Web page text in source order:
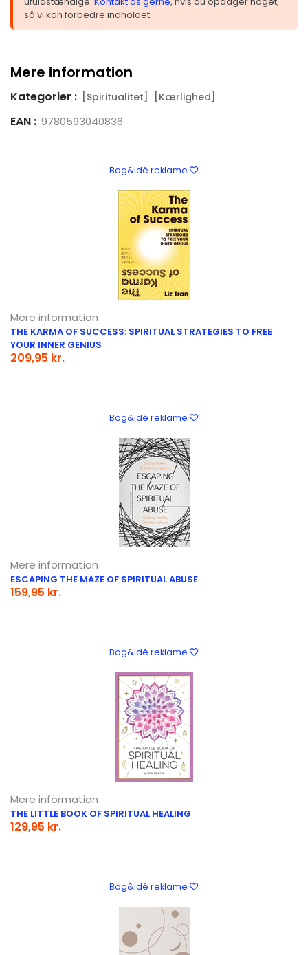
så vi kan forbedre indholdet.
Mere information
Kategorier : [Spiritualitet] [Kærlighed]
EAN : 9780593040836
Bog&idé reklame
Mere information
THE KARMA OF SUCCESS: SPIRITUAL STRATEGIES TO FREE
YOUR INNER GENIUS
209,95 kr.
Bog&idé reklame
Mere information
ESCAPING THE MAZE OF SPIRITUAL ABUSE
159,95 kr.
Bog&idé reklame
Mere information
THE LITTLE BOOK OF SPIRITUAL HEALING
129,95 kr.
Bog&idé reklame